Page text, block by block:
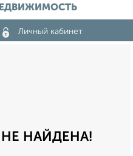
Личный кабинет
НАЙДЕНА!